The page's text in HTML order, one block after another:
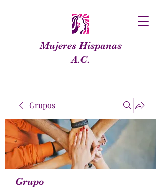
Mujeres Hispanas
A.C.
Grupos
Grupo